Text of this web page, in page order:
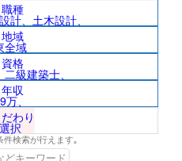
職種
計、土木設計、
地域
全域
資格
級建築士、
年収
、
わり
択
検索が行えます｡
索結果一覧
1,536 件